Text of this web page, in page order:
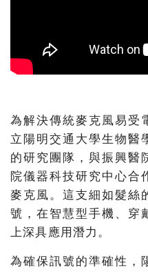
為解決傳統麥克風易受
立陽明交通大學生物醫
的研究團隊，與振興醫
院儀器科技研究中心合
麥克風。這支細如髮絲
號，在智慧型手機、穿
上深具應用潛力。
為確保訊號的準確性，